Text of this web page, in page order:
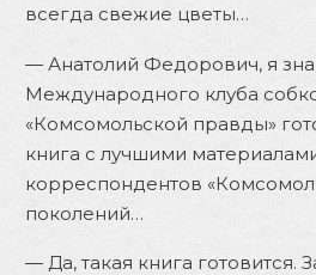
всегда свежие цветы…
— Анатолий Федорович, я
Международного клуба
«Комсомольской правды»
книга с лучшими
корреспондентов
поколений…
— Да, такая книга готовится.